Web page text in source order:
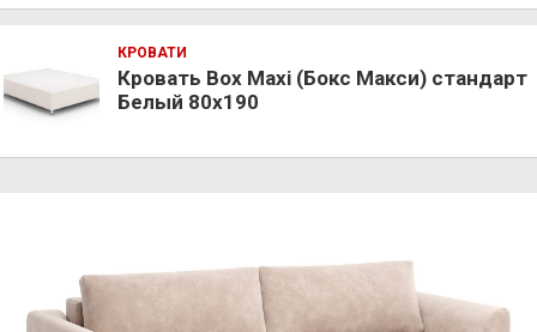
КРОВАТИ
Кровать Box Maxi (Бокс Макси) стандарт
Белый 80х190